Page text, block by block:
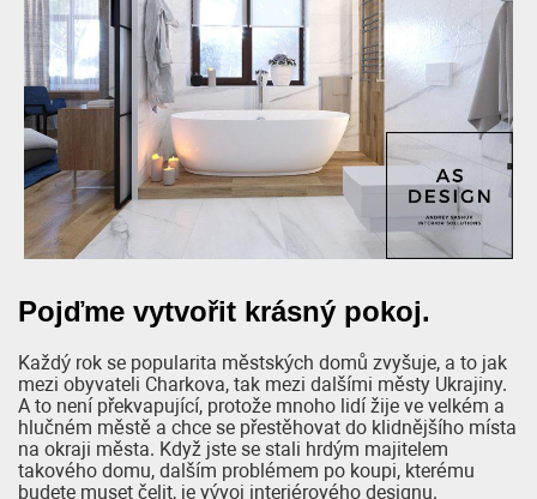
Pojďme vytvořit krásný pokoj.
Každý rok se popularita městských domů zvyšuje, a to jak
mezi obyvateli Charkova, tak mezi dalšími městy Ukrajiny.
A to není překvapující, protože mnoho lidí žije ve velkém a
hlučném městě a chce se přestěhovat do klidnějšího místa
na okraji města. Když jste se stali hrdým majitelem
takového domu, dalším problémem po koupi, kterému
budete muset čelit, je vývoj interiérového designu.